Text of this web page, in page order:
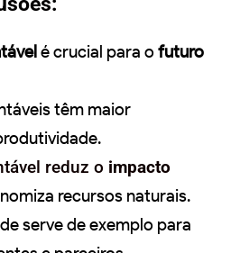
é crucial para o futuro
têm maior
reduz o impacto
recursos naturais.
serve de exemplo para